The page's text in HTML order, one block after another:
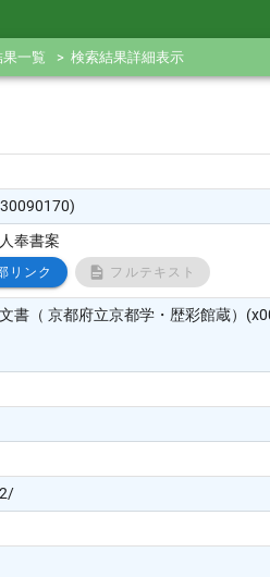
一覧 検索結果詳細表示
奉書案
リンク フルテキスト
書（ 京都府立京都学・歴彩館蔵）